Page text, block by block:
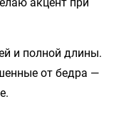
и полной длины.
от бедра —